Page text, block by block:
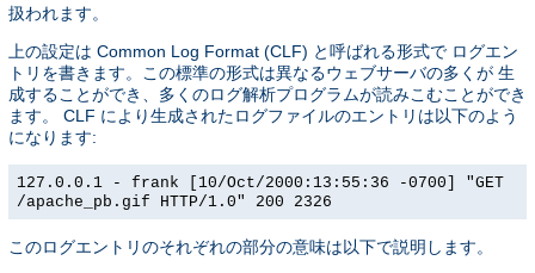
扱われます。
上の設定は Common Log Format (CLF) と呼ばれる形式で ログエン
トリを書きます。この標準の形式は異なるウェブサーバの多くが 生
成することができ、多くのログ解析プログラムが読みこむことができ
ます。 CLF により生成されたログファイルのエントリは以下のよう
になります:
127.0.0.1 - frank [10/Oct/2000:13:55:36 -0700] "GET
/apache_pb.gif HTTP/1.0" 200 2326
このログエントリのそれぞれの部分の意味は以下で説明します。